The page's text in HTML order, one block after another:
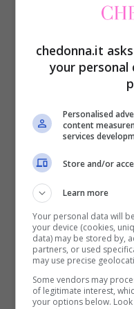
processo di
inferiore rispetto
quelli dove è
fruttosio come
rispetto a quelli
l’eucaliptus.
più soggette alla
nel periodo
temperature si
Premesso che,
chedonna.it
your
Personalised
content
services
Store and/or
Learn more
Your personal data will
your device (cookies,
data) may be stored by,
partners, or used
may use precise
Some vendors may
of legitimate interest,
your options below.